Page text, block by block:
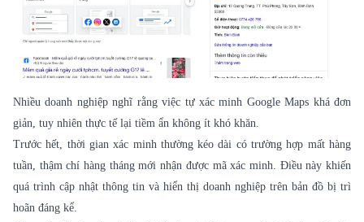
Nhiều doanh nghiệp nghĩ rằng việc tự xác minh Google Maps khá đơn
giản, tuy nhiên thực tế lại tiềm ẩn không ít khó khăn.
Trước hết, thời gian xác minh thường kéo dài có trường hợp mất hàng
tuần, thậm chí hàng tháng mới nhận được mã xác minh. Điều này khiến
quá trình cập nhật thông tin và hiển thị doanh nghiệp trên bản đồ bị trì
hoãn đáng kể.